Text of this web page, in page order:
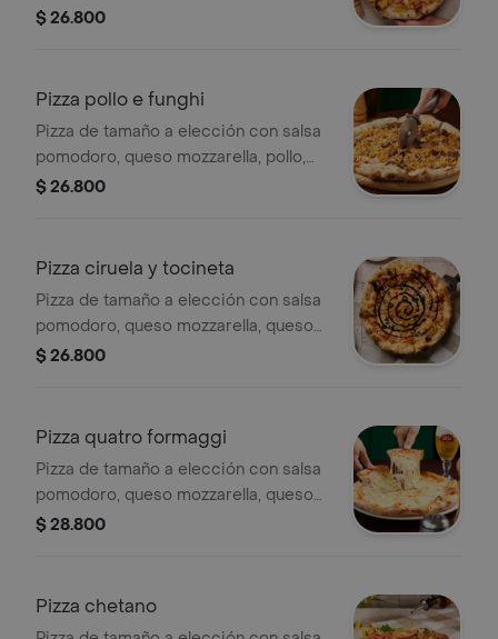
piña.
$ 26.800
Pizza pollo e funghi
Pizza de tamaño a elección con salsa
pomodoro, queso mozzarella, pollo,
champiñones, orégano y aceite de
$ 26.800
Pizza ciruela y tocineta
Pizza de tamaño a elección con salsa
pomodoro, queso mozzarella, queso
azul, tocineta, ciruela y reducción de
$ 26.800
Pizza quatro formaggi
Pizza de tamaño a elección con salsa
pomodoro, queso mozzarella, queso
azul, bocconcini di bufala y queso
$ 28.800
Pizza chetano